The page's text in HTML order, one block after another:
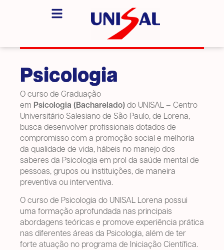
Psicologia
O curso de Graduação
em Psicologia (Bacharelado) do UNISAL – Centro
Universitário Salesiano de São Paulo, de Lorena,
busca desenvolver profissionais dotados de
compromisso com a promoção social e melhoria
da qualidade de vida, hábeis no manejo dos
saberes da Psicologia em prol da saúde mental de
pessoas, grupos ou instituições, de maneira
preventiva ou interventiva.
O curso de Psicologia do UNISAL Lorena possui
uma formação aprofundada nas principais
abordagens teóricas e promove experiência prática
nas diferentes áreas da Psicologia, além de ter
forte atuação no programa de Iniciação Científica.